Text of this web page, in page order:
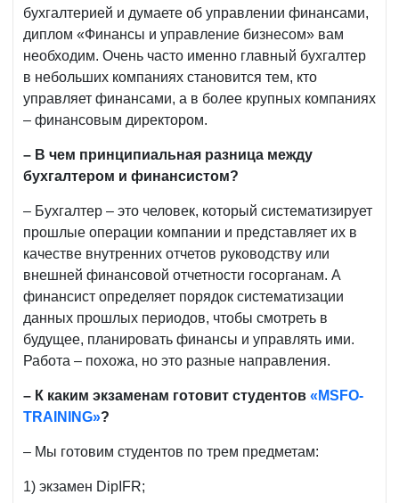
бухгалтерией и думаете об управлении финансами,
диплом «Финансы и управление бизнесом» вам
необходим. Очень часто именно главный бухгалтер
в небольших компаниях становится тем, кто
управляет финансами, а в более крупных компаниях
– финансовым директором.
– В чем принципиальная разница между
бухгалтером и финансистом?
– Бухгалтер – это человек, который систематизирует
прошлые операции компании и представляет их в
качестве внутренних отчетов руководству или
внешней финансовой отчетности госорганам. А
финансист определяет порядок систематизации
данных прошлых периодов, чтобы смотреть в
будущее, планировать финансы и управлять ими.
Работа – похожа, но это разные направления.
– К каким экзаменам готовит студентов «MSFO-
TRAINING»?
– Мы готовим студентов по трем предметам:
1) экзамен DipIFR;